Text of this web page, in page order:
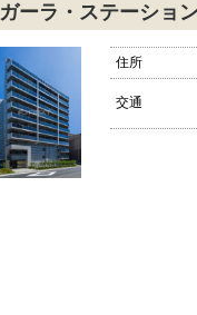
ガーラ・ステーショ
住所
交通